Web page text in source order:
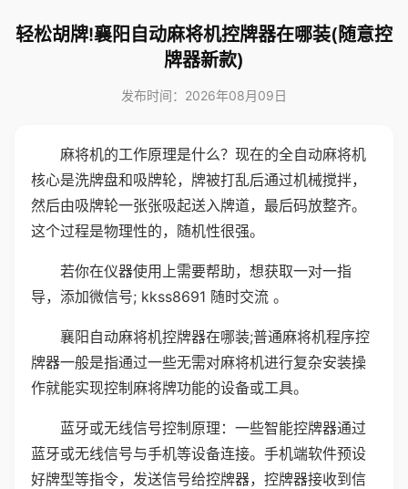
轻松胡牌!襄阳自动麻将机控牌器在哪装(随意控
牌器新款)
发布时间：2026年08月09日
麻将机的工作原理是什么？现在的全自动麻将机
核心是洗牌盘和吸牌轮，牌被打乱后通过机械搅拌，
然后由吸牌轮一张张吸起送入牌道，最后码放整齐。
这个过程是物理性的，随机性很强。
若你在仪器使用上需要帮助，想获取一对一指
导，添加微信号; kkss8691 随时交流 。
襄阳自动麻将机控牌器在哪装;普通麻将机程序控
牌器一般是指通过一些无需对麻将机进行复杂安装操
作就能实现控制麻将牌功能的设备或工具。
蓝牙或无线信号控制原理：一些智能控牌器通过
蓝牙或无线信号与手机等设备连接。手机端软件预设
好牌型等指令，发送信号给控牌器，控牌器接收到信